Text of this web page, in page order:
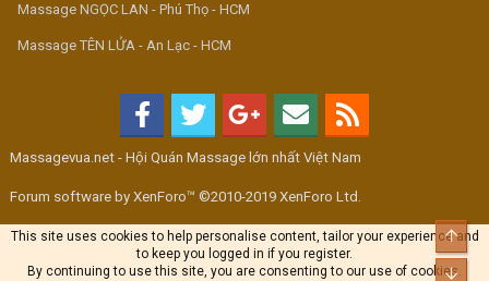
Massage NGỌC LAN - Phú Thọ - HCM
Massage TÊN LỬA - An Lạc - HCM
Massagevua.net - Hội Quán Massage lớn nhất Việt Nam
Forum software by XenForo™ ©2010-2019 XenForo Ltd.
This site uses cookies to help personalise content, tailor your experience and
to keep you logged in if you register.
By continuing to use this site, you are consenting to our use of cookies.
Top